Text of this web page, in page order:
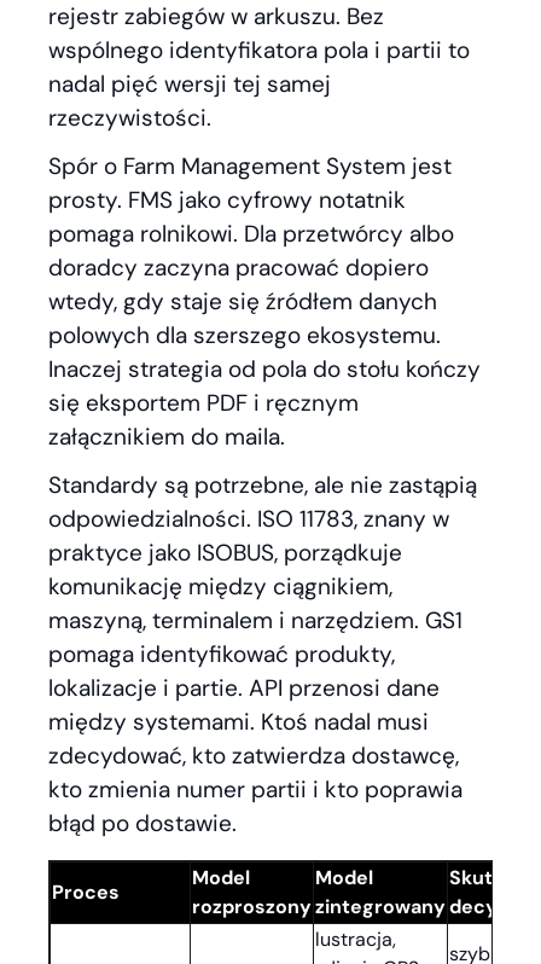
rejestr zabiegów w arkuszu. Bez
wspólnego identyfikatora pola i partii to
nadal pięć wersji tej samej
rzeczywistości.
Spór o Farm Management System jest
prosty. FMS jako cyfrowy notatnik
pomaga rolnikowi. Dla przetwórcy albo
doradcy zaczyna pracować dopiero
wtedy, gdy staje się źródłem danych
polowych dla szerszego ekosystemu.
Inaczej strategia od pola do stołu kończy
się eksportem PDF i ręcznym
załącznikiem do maila.
Standardy są potrzebne, ale nie zastąpią
odpowiedzialności. ISO 11783, znany w
praktyce jako ISOBUS, porządkuje
komunikację między ciągnikiem,
maszyną, terminalem i narzędziem. GS1
pomaga identyfikować produkty,
lokalizacje i partie. API przenosi dane
między systemami. Ktoś nadal musi
zdecydować, kto zatwierdza dostawcę,
kto zmienia numer partii i kto poprawia
błąd po dostawie.
Proces
Model
rozproszony
Model
zintegrowany
Skutek
decyzji
lustracja,
szybsza